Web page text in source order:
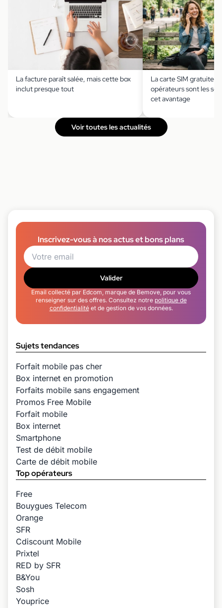
La facture paraît salée, mais cette box
inclut presque tout
La carte SIM gratuite ?
opérateurs sont les
cet avantage
Voir toutes les actualités
Inscrivez-vous à nos actus et bons plans
Valider
Email collecté par Edcom, marque de Bemove, pour vous
renseigner sur des offres. Consultez notre politique de
confidentialitéet de gestion de vos données.
Sujets tendances
Forfait mobile pas cher
Box internet en promotion
Forfaits mobile sans engagement
Promos Free Mobile
Forfait mobile
Box internet
Smartphone
Test de débit mobile
Carte de débit mobile
Top opérateurs
Free
Bouygues Telecom
Orange
SFR
Cdiscount Mobile
Prixtel
RED by SFR
B&You
Sosh
Youprice